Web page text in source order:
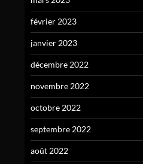
février 2023
janvier 2023
décembre 2022
novembre 2022
octobre 2022
septembre 2022
août 2022